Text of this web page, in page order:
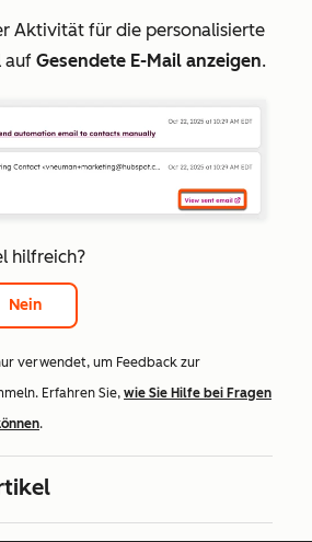
Aktivität für die personalisierte
auf Gesendete E-Mail anzeigen.
hilfreich?
Nein
verwendet, um Feedback zur
Erfahren Sie, wie Sie Hilfe bei Fragen
.